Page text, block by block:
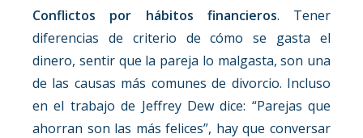
Conflictos por hábitos financieros. Tener
diferencias de criterio de cómo se gasta el
dinero, sentir que la pareja lo malgasta, son una
de las causas más comunes de divorcio. Incluso
en el trabajo de Jeffrey Dew dice: “Parejas que
ahorran son las más felices”, hay que conversar